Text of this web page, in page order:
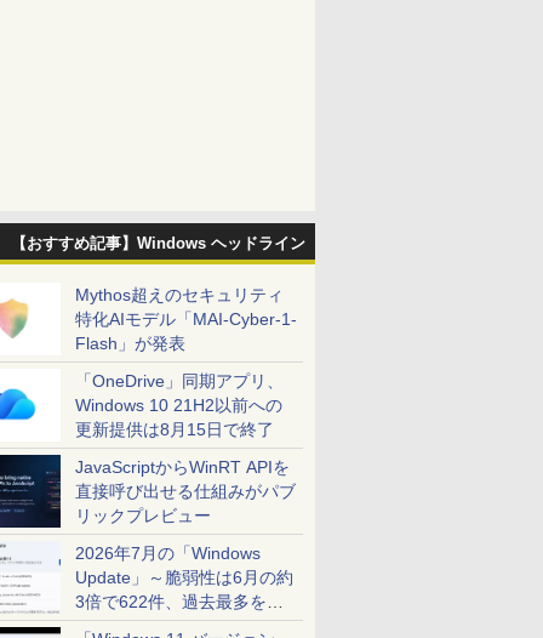
【おすすめ記事】Windows ヘッドライン
Mythos超えのセキュリティ
特化AIモデル「MAI-Cyber-1-
Flash」が発表
「OneDrive」同期アプリ、
Windows 10 21H2以前への
更新提供は8月15日で終了
JavaScriptからWinRT APIを
直接呼び出せる仕組みがパブ
リックプレビュー
2026年7月の「Windows
Update」～脆弱性は6月の約
3倍で622件、過去最多を大
幅に更新